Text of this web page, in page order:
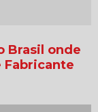
Brasil onde
Fabricante